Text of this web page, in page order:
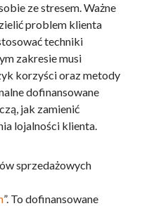
ze stresem. Ważne
problem klienta
techniki
zakresie musi
korzyści oraz metody
dofinansowane
jak zamienić
lojalności klienta.
sprzedażowych
”. To dofinansowane